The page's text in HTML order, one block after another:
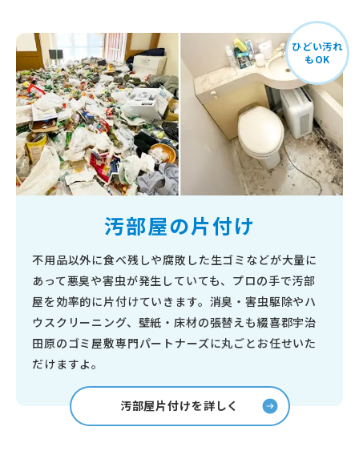
ひどい汚れ
もOK
汚部屋の片付け
不用品以外に食べ残しや腐敗した生ゴミなどが大量に
あって悪臭や害虫が発生していても、プロの手で汚部
屋を効率的に片付けていきます。消臭・害虫駆除やハ
ウスクリーニング、壁紙・床材の張替えも綴喜郡宇治
田原のゴミ屋敷専門パートナーズに丸ごとお任せいた
だけますよ。
汚部屋片付けを詳しく